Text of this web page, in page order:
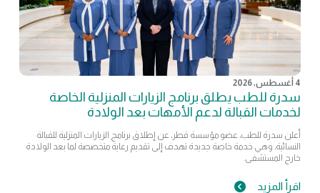
4 أغسطس, 2026
سدرة للطب يطلق برنامج الزيارات المنزلية الخاصة
لخدمات القبالة لدعم الأمهات بعد الولادة
أعلن سدرة للطب، عضو مؤسسة قطر، عن إطلاق برنامج الزيارات المنزلية للقبالة
النسائية، وهي خدمة خاصة جديدة تهدف إلى تقديم رعاية متخصصة لما بعد الولادة
خارج المستشفى.
اقرأ المزيد